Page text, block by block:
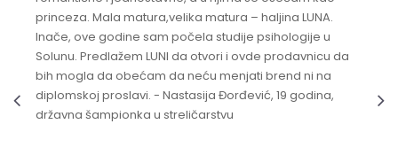
princeza. Mala matura,velika matura – haljina LUNA.
Inače, ove godine sam počela studije psihologije u
Solunu. Predlažem LUNI da otvori i ovde prodavnicu da
bih mogla da obećam da neću menjati brend ni na
diplomskoj proslavi. - Nastasija Đorđević, 19 godina,
državna šampionka u streličarstvu